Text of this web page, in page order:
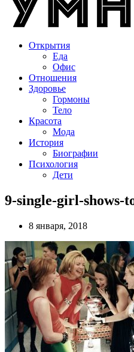
Открытия
Еда
Офис
Отношения
Здоровье
Гормоны
Тело
Красота
Мода
История
Биографии
Психология
Дети
9-single-girl-shows-
8 января, 2018